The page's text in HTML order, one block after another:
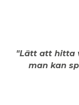
"Lätt att hitta
man kan